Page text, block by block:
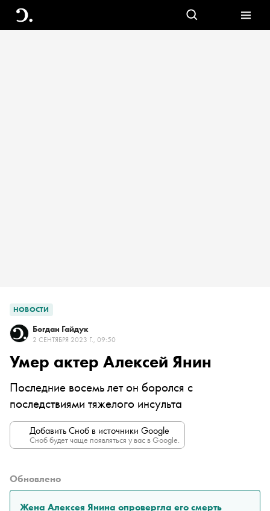
НОВОСТИ
Богдан Гайдук
2 СЕНТЯБРЯ 2023 Г., 09:50
Умер актер Алексей Янин
Последние восемь лет он боролся с
последствиями тяжелого инсульта
Добавить Сноб в источники Google
Сноб будет чаще появляться у вас в Google.
Обновлено
Жена Алексея Янина опровергла его смерть